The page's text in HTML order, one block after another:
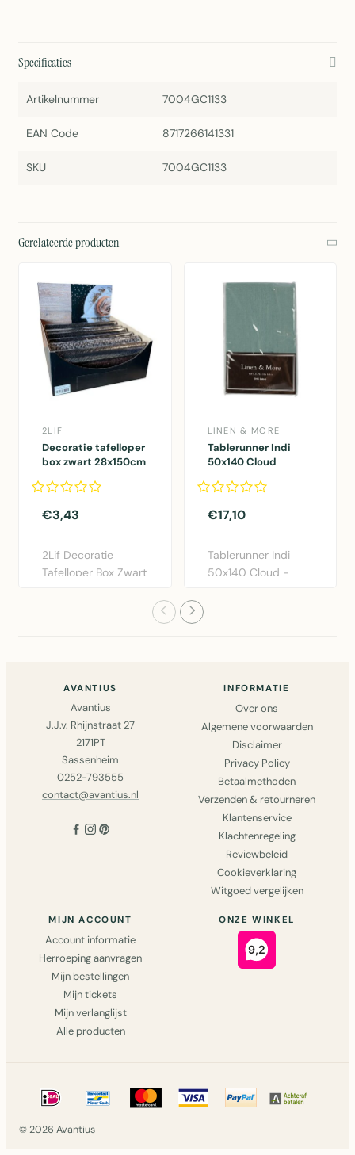
Specificaties
Artikelnummer 7004GC1133
EAN Code 8717266141331
SKU 7004GC1133
Gerelateerde producten
2LIF
Decoratie tafelloper
box zwart 28x150cm
€3,43
2Lif Decoratie
Tafelloper Box Zwart
LINEN & MORE
Tablerunner Indi
50x140 Cloud
€17,10
Tablerunner Indi
50x140 Cloud -
AVANTIUS
Avantius
J.J.v. Rhijnstraat 27
2171PT
Sassenheim
0252-793555
contact@avantius.nl
INFORMATIE
Over ons
Algemene voorwaarden
Disclaimer
Privacy Policy
Betaalmethoden
Verzenden & retourneren
Klantenservice
Klachtenregeling
Reviewbeleid
Cookieverklaring
Witgoed vergelijken
MIJN ACCOUNT
Account informatie
Herroeping aanvragen
Mijn bestellingen
Mijn tickets
Mijn verlanglijst
Alle producten
ONZE WINKEL
© 2026 Avantius